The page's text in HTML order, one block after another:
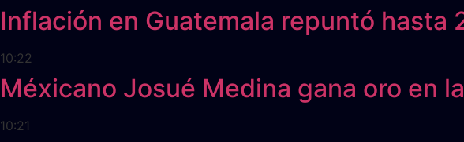
Inflación en Guatemala repuntó hasta
10:22
Méxicano Josué Medina gana oro en
10:21